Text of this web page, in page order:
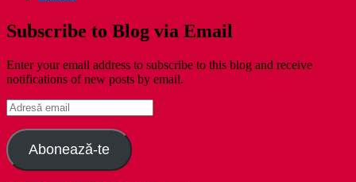
Subscribe to Blog via Email
Enter your email address to subscribe to this blog and receive
notifications of new posts by email.
Adresă
email
Abonează-te